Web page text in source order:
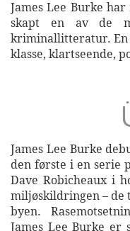
James Lee Burke
skapt en av de
kriminallitteratur. En
klasse, klartseende,
James Lee Burke
den første i en serie
Dave Robicheaux i
miljøskildringen – de
byen.
James Lee Burke